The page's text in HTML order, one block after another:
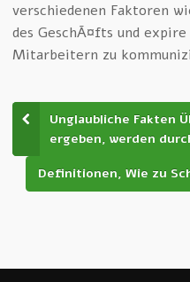
verschiedenen Faktoren
des GeschÃ¤fts und
Mitarbeitern zu
Unglaubliche Fakten
ergeben, werden
Definitionen, Wie zu